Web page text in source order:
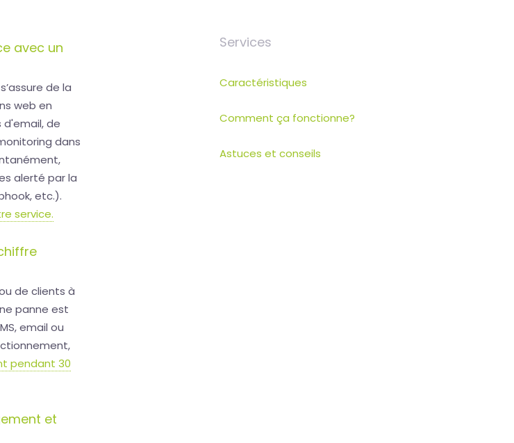
avec un
de la
web en
d'email, de
dans
alerté par la
etc.).
service.
de clients à
panne est
email ou
pendant 30
et
Services
Caractéristiques
Comment ça fonctionne?
Astuces et conseils